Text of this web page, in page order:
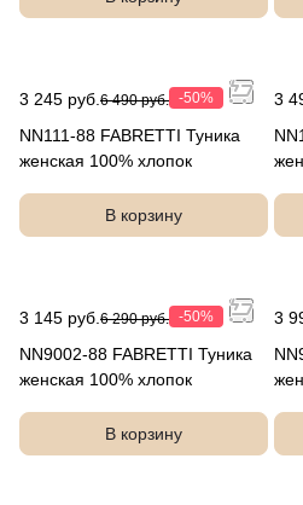
3 245 руб. 6 490 руб. -50%
NN111-88 FABRETTI Туника
женская 100% хлопок
В корзину
3
3 145 руб. 6 290 руб. -50%
NN9002-88 FABRETTI Туника
женская 100% хлопок
В корзину
3